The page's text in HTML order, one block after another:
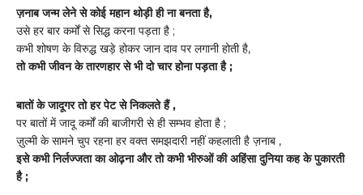
ज़नाब जन्म लेने से कोई महान थोड़ी ही ना बनता है,
उसे हर बार कर्मों से सिद्ध करना पड़ता है ;
कभी शोषण के विरुद्ध खड़े होकर जान दाव पर लगानी होती है,
तो कभी जीवन के तारणहार से भी दो चार होना पड़ता है ;
बातों के जादूगर तो हर पेट से निकलते हैं ,
पर बातों में जादू कर्मों की बाजीगरी से ही सम्भव होता है ;
ज़ुल्मी के सामने चुप रहना हर वक्त समझदारी नहीं कहलाती है ज़नाब ,
इसे कभी निर्लज्जता का ओढ़ना और तो कभी भीरुओं की अहिंसा दुनिया कह के पुकारती
है ;